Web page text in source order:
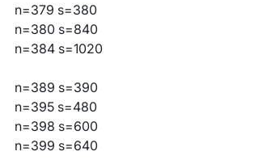
n=379 s=380
n=380 s=840
n=384 s=1020
n=389 s=390
n=395 s=480
n=398 s=600
n=399 s=640